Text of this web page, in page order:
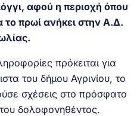
αφού η περιοχή όπου
το πρωί ανήκει στην Α.Δ.
πρόκειται για
του δήμου Αγρινίου, το
σχέσεις στο πρόσφατο
δολοφονηθέντος.